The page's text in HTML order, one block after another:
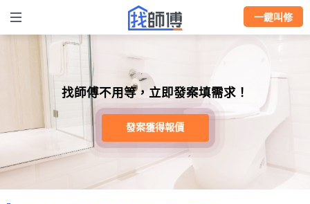
一鍵叫修
找師傅不用等，立即發案填需求！
發案獲得報價